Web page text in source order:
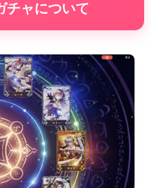
チャについて